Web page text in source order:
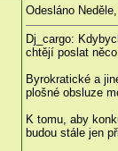
Odesláno
Dj_cargo:
chtějí poslat
Byrokratické a
plošné obsluze
K tomu, aby
budou stále jen